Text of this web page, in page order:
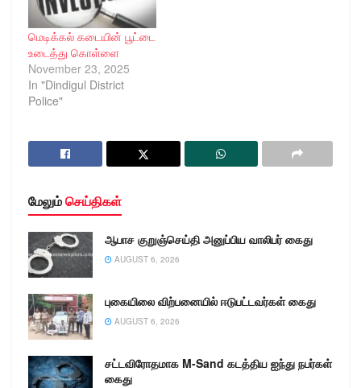
மெடிக்கல் கடையின் பூட்டை
உடைத்து கொள்ளை
November 23, 2025
In "Dindigul District
Police"
மேலும்செய்திகள்
ஆபாச குறுஞ்செய்தி அனுப்பிய வாலிபர் கைது
AUGUST 6, 2026
புகையிலை விற்பனையில் ஈடுபட்டவர்கள் கைது
AUGUST 6, 2026
சட்டவிரோதமாக M-Sand கடத்திய ஐந்து நபர்கள்
கைது